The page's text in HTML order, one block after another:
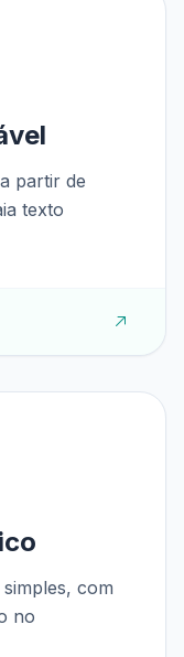
partir de
texto
com
no